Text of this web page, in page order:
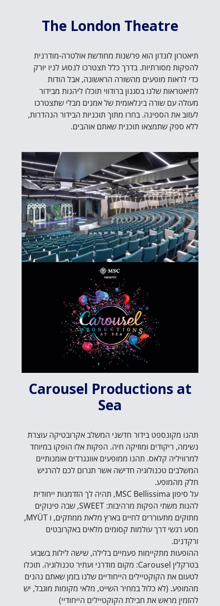
The London Theatre
תיאטרון לונדון הוא פרשנות מחודשת אולטרה-מודרנית
להפקות מסורתיות. בדרך כלל תצטרכו לנסוע לניו יורק
כדי לראות מופעים מהשורה הראשונה, אבל הודות
לתיאטראות שלנו בסגנון ברודווי תוכלו ליהנות מבידור
מעולה עם שורה בינלאומית של אמנים מבלי שתצטרכו
לעזוב את הספינה. בחרו מתוך תוכניות הבידור הנהדרות,
ללא ספק שתמצאו תוכנית שאתם אוהבים.
Carousel Productions at
Sea
תהנו מקונספט בידור חדשני המשלב אקרובטיקה עוצרת
נשימה, ריקודים ומוזיקה חיה. הפקות אלו הופקו במיוחד
למרוויליה קלאס. תהנו ממופעים אוונגרדים אומנותיים
המשלבים טכנולוגיה חדישה אשר תגרום לכם להרגיש
חלק מהמופע.
על סיפון MSC Bellissima, תהיה לך הזדמנות ייחודית
להנות משתי הפקות מרהיבות: SWEET, שבה פינוקים
מתוקים מתעוררים לחיים בארץ מלאת ממתקים, ו MYÜT,
מסע רגשי דרך עולמות קסומים מלאים באקרובטים
ורקדנים.
ההופעות מתקיימות פעמיים בלילה, שישה לילות בשבוע
בטרקלין Carousel: מקום מודרני ועתיר טכנולוגיה. תוכלו
לטעום את הקוקטיילים הייחודיים שלנו בזמן שאתם נהנים
מהמופע. (לא כלול במחיר השייט, מלאי מקומות מוגבל, יש
להזמין מראש את חבילת הקוקטיילים הייחודיי)